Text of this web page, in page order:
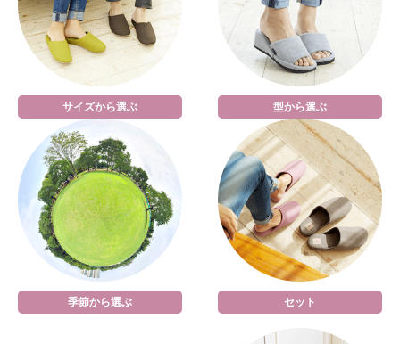
サイズから選ぶ 型から選ぶ
季節から選ぶ セット